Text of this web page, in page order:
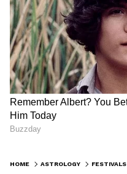
HOME ASTROLOGY FESTIVALS